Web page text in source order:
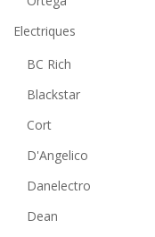
Electriques
BC Rich
Blackstar
Cort
D'Angelico
Danelectro
Dean